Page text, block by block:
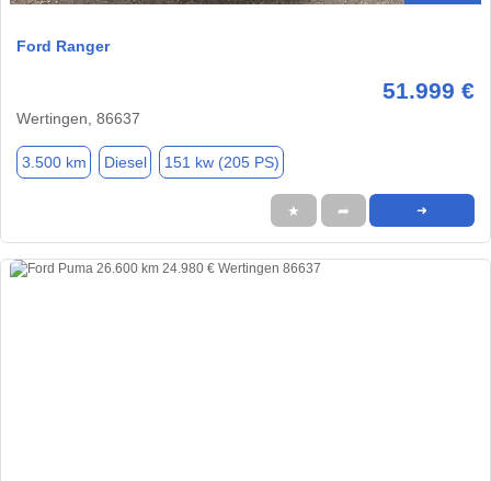
Ford Ranger
51.999 €
Wertingen, 86637
3.500 km Diesel 151 kw (205 PS)
★ ➦ ➜